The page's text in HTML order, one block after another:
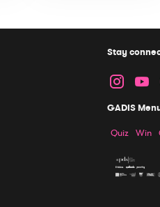
Stay
GADIS
Quiz Win